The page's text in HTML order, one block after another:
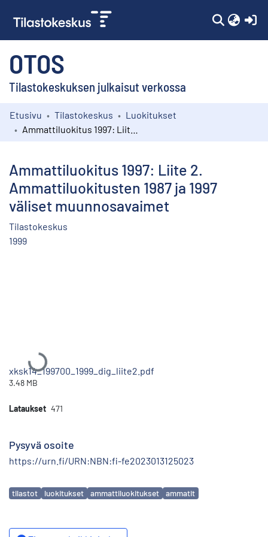
OTOS
Tilastokeskuksen julkaisut verkossa
Kokoelmat
Etusivu Tilastokeskus
Luokitukset
Ammattiluokitus 1997: Liite 2.
Ammattiluokitusten 1987 ja 1997
väliset muunnosavaimet
Tilastokeskus
1999
Ladataan...
xksk14_199700_1999_dig_liite2.pdf
3.48 MB
Lataukset 471
Pysyvä osoite
https://urn.fi/URN:NBN:fi-fe2023013125023
Avainsanat
tilastot luokitukset ammattiluokitukset ammatit